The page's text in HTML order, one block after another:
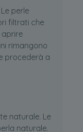
perle
filtrati che
aprire
rimangono
procederà a
naturale. Le
naturale.